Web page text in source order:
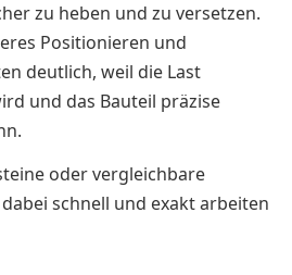
zu heben und zu versetzen.
Positionieren und
deutlich, weil die Last
und das Bauteil präzise
oder vergleichbare
schnell und exakt arbeiten